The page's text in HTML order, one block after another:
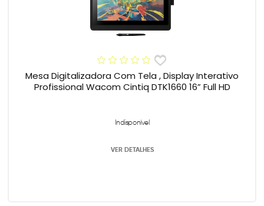
Mesa Digitalizadora Com Tela , Display Interativo
Profissional Wacom Cintiq DTK1660 16” Full HD
Indisponível
VER DETALHES